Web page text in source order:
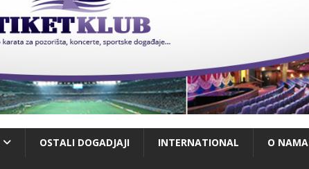
OSTALI DOGADJAJI INTERNATIONAL O NAMA